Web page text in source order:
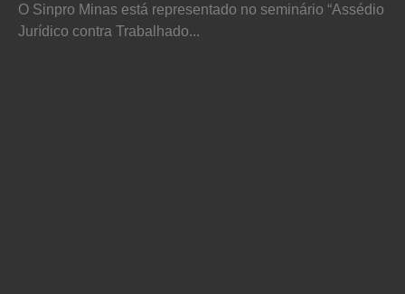
O Sinpro Minas está representado no seminário “Assédio
Jurídico contra Trabalhado...